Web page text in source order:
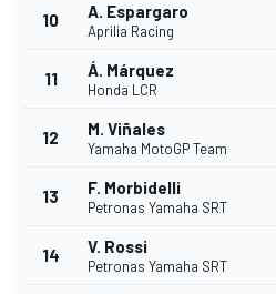
10 A. Espargaro
Aprilia Racing
11 Á. Márquez
Honda LCR
12 M. Viñales
Yamaha MotoGP Team
13 F. Morbidelli
Petronas Yamaha SRT
14 V. Rossi
Petronas Yamaha SRT